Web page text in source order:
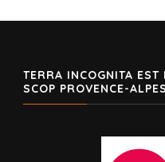
TERRA INCOGNITA EST
SCOP PROVENCE-